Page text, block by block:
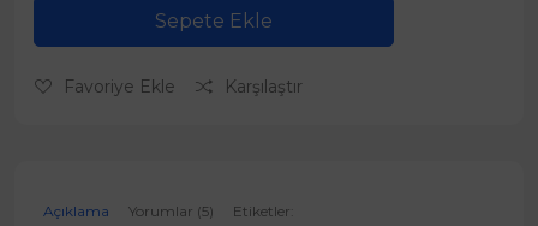
Sepete Ekle
Favoriye Ekle Karşılaştır
Açıklama Yorumlar (5) Etiketler: